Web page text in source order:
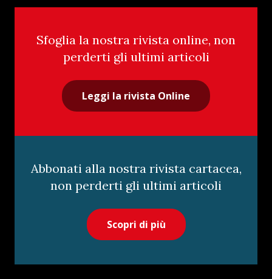
Sfoglia la nostra rivista online, non
perderti gli ultimi articoli
Leggi la rivista Online
Abbonati alla nostra rivista cartacea,
non perderti gli ultimi articoli
Scopri di più